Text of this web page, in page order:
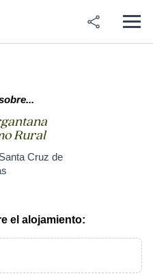
Rural
Cruz de
el alojamiento: